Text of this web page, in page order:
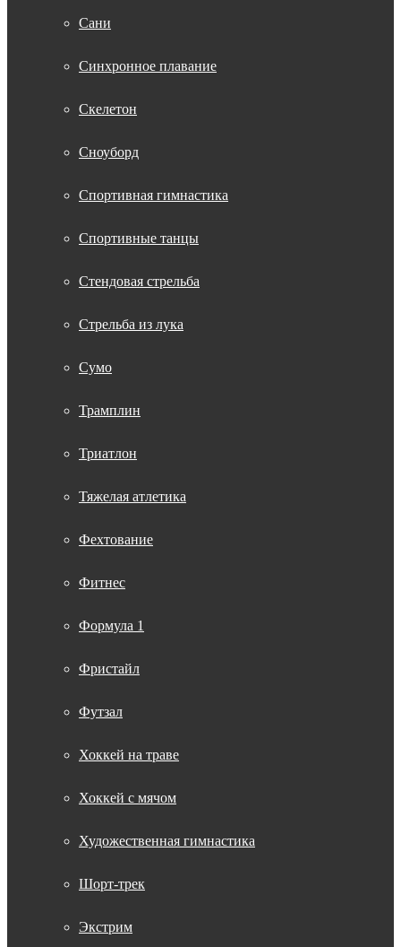
Сани
Синхронное плавание
Скелетон
Сноуборд
Спортивная гимнастика
Спортивные танцы
Стендовая стрельба
Стрельба из лука
Сумо
Трамплин
Триатлон
Тяжелая атлетика
Фехтование
Фитнес
Формула 1
Фристайл
Футзал
Хоккей на траве
Хоккей с мячом
Художественная гимнастика
Шорт-трек
Экстрим